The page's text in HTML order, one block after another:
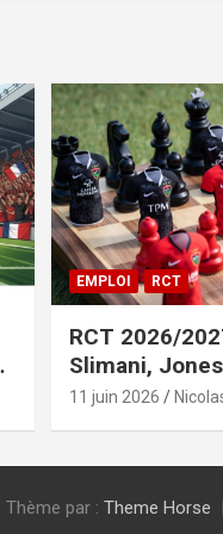
EMPLOI RCT
RCT 2026/
Slimani,
officialisées
11 juin 2026
Thème par : Theme Horse